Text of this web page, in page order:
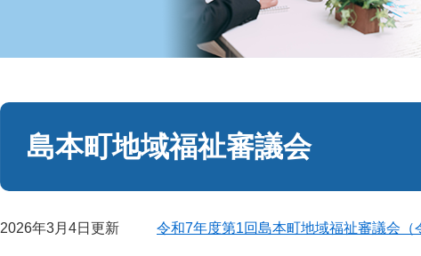
島本町地域福祉審議会
2026年3月4日更新 令和7年度第1回島本町地域福祉審議会（